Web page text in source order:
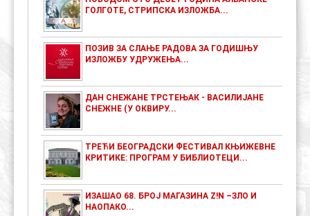
ГОЛГОТЕ, СТРИПСКА ИЗЛОЖБА...
ПОЗИВ ЗА СЛАЊЕ РАДОВА ЗА ГОДИШЊУ
ИЗЛОЖБУ УДРУЖЕЊА...
ДАН СНЕЖАНЕ ТРСТЕЊАК - ВАСИЛИЈАНЕ
СНЕЖНЕ (У ОКВИРУ...
ТРЕЋИ БЕОГРАДСКИ ФЕСТИВАЛ КЊИЖЕВНЕ
КРИТИКЕ: ПРОГРАМ У БИБЛИОТЕЦИ...
ИЗАШАО 68. БРОЈ МАГАЗИНА Z!N –ЗЛО И
НАОПАКО...